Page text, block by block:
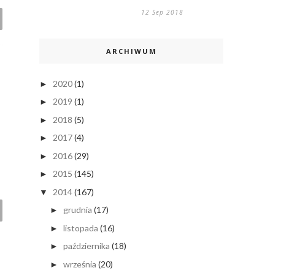
12 Sep 2018
ARCHIWUM
► 2020(1)
► 2019 (1)
► 2018 (5)
► 2017(4)
► 2016(29)
► 2015 (145)
▼ 2014(167)
► grudnia (17)
► listopada (16)
► października (18)
► września (20)